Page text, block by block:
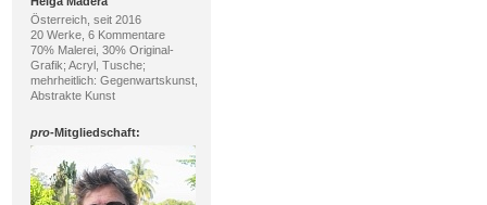
Österreich, seit 2016
20 Werke, 6 Kommentare
70% Malerei, 30% Original-
Grafik; Acryl, Tusche;
mehrheitlich: Gegenwartskunst,
Abstrakte Kunst
pro-Mitgliedschaft: